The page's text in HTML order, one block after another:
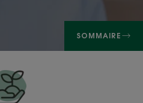
SOMMAIRE